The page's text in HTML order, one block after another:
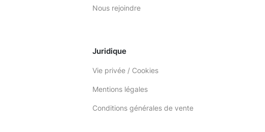
Nous rejoindre
Juridique
Vie privée / Cookies
Mentions légales
Conditions générales de vente